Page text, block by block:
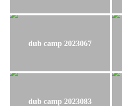
dub camp 2023067
dub camp 2023083